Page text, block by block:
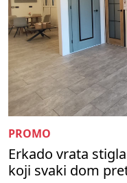
PROMO
Erkado vrata
koji svaki dom